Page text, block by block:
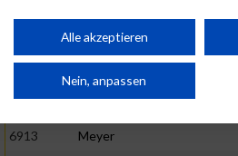
706
Wehmeier
Küpper
Inhoff
6913
Meyer
Performance von Inhalten. Analyse von
Kombinationen von Daten aus verschiedenen
von Inhalten.
Daten können außerhalb der Europäischen
Website/App.
Alle akzeptieren
Nein, anpassen